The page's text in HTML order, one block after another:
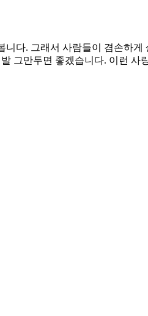
다. 그래서 사람들이 겸손하
그만두면 좋겠습니다. 이런 사